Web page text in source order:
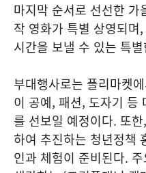
마지막 순서로 선선한 가
작 영화가 특별 상영되
시간을 보낼 수 있는 특
부대행사로는 플리마켓
이 공예, 패션, 도자기 등
를 선보일 예정이다. 또
하여 추진하는 청년정책
인과 체험이 준비된다.